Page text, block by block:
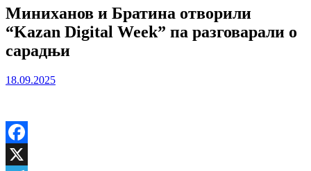
Миниханов и Братина отворили
“Kazan Digital Week” па разговарали о
сарадњи
18.09.2025
Facebook